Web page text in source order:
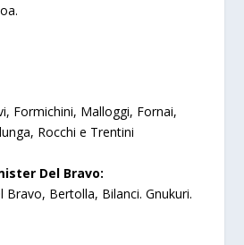
Formichini, Malloggi, Fornai,
Rocchi e Trentini
Del Bravo:
Bertolla, Bilanci. Gnukuri.